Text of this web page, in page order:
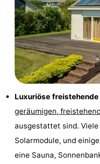
Bosch
en
Zee
De
Vlijt
Hoeve
Holland
Land
Zeezicht
Strandhuys
Strandplevier
Campingplätze
Ferienhäuser
Luxuriöse
geräumigen,
ausgestattet sind.
Solarmodule, und
eine Sauna,